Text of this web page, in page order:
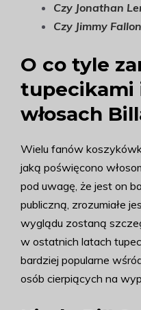
Czy Jonathan
Czy Jimmy
O co tyle
tupecikami
włosach
Wielu fanów
jaką poświęcono
pod uwagę, że jest on
publiczną, zrozumiałe
wyglądu zostaną
w ostatnich latach
bardziej popularne
osób cierpiących na